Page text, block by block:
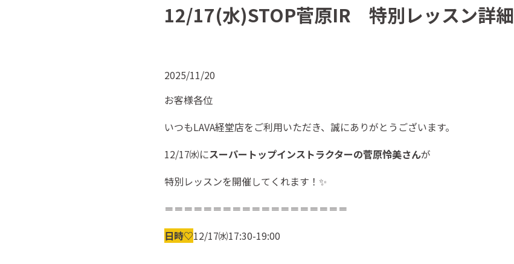
12/17(水)STOP菅原IR 特別レッスン詳細
2025/11/20
お客様各位
いつもLAVA経堂店をご利用いただき、誠にありがとうございます。
12/17㈬にスーパートップインストラクターの菅原怜美さんが
特別レッスンを開催してくれます！✨
＝＝＝＝＝＝＝＝＝＝＝＝＝＝＝＝＝＝＝
日時♡12/17㈬17:30-19:00